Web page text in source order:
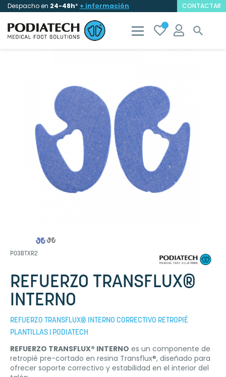
Despacho en 24-48h* + información CONTACTAR

P03BTXR2
REFUERZO TRANSFLUX®
INTERNO
REFUERZO TRANSFLUX® INTERNO CORRECTIVO RETROPIÉ
PLANTILLAS | PODIATECH
REFUERZO TRANSFLUX® INTERNO es un componente de
retropié pre-cortado en resina Transflux®, diseñado para
ofrecer soporte correctivo y estabilidad en el interior del